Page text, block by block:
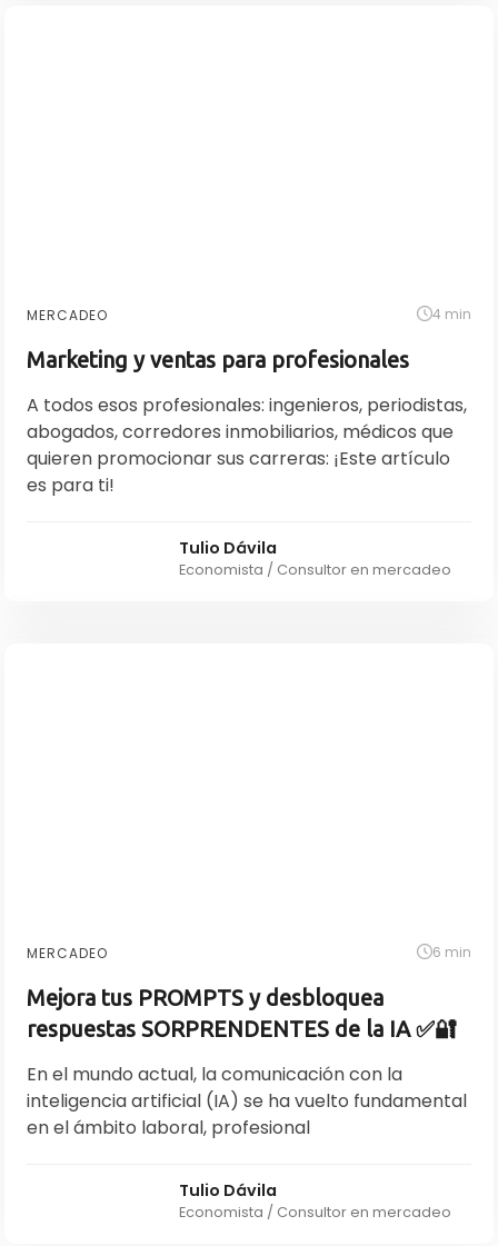
MERCADEO 4 min
Marketing y ventas para profesionales
A todos esos profesionales: ingenieros, periodistas,
abogados, corredores inmobiliarios, médicos que
quieren promocionar sus carreras: ¡Este artículo
es para ti!
Tulio Dávila
Economista / Consultor en mercadeo
MERCADEO 6 min
Mejora tus PROMPTS y desbloquea
respuestas SORPRENDENTES de la IA ✅🔐
En el mundo actual, la comunicación con la
inteligencia artificial (IA) se ha vuelto fundamental
en el ámbito laboral, profesional
Tulio Dávila
Economista / Consultor en mercadeo